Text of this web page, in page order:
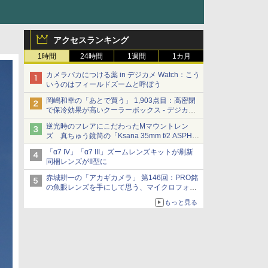
アクセスランキング
1時間 24時間 1週間 1カ月
カメラバカにつける薬 in デジカメ Watch：こう
いうのはフィールドズームと呼ぼう
岡嶋和幸の「あとで買う」 1,903点目：高密閉
で保冷効果が高いクーラーボックス - デジカメ
Watch
逆光時のフレアにこだわったMマウントレン
ズ 真ちゅう鏡筒の「Ksana 35mm f/2 ASPH.
シルバークローム」
「α7 IV」「α7 III」ズームレンズキットが刷新
同梱レンズがII型に
赤城耕一の「アカギカメラ」 第146回：PRO銘
の魚眼レンズを手にして思う、マイクロフォー
もっと見る